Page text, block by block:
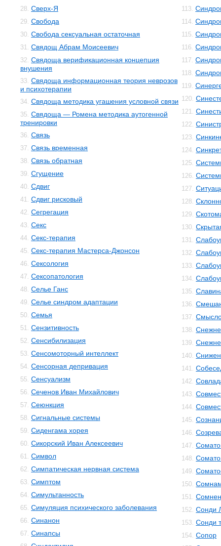
28. Сверх-Я
29. Свобода
30. Свобода сексуальная остаточная
31. Свядощ Абрам Моисеевич
32. Свядоща верификационная концепция
внушения
33. Свядоща информационная теория неврозов
и психотерапии
34. Свядоща методика угашения условной связи
35. Свядоща — Ромена методика аутогенной
тренировки
36. Связь
37. Связь временная
38. Связь обратная
39. Сгущение
40. Сдвиг
41. Сдвиг рисковый
42. Сегрегация
43. Секс
44. Секс-терапия
45. Секс-терапия Мастерса-Джонсон
46. Сексология
47. Сексопатология
48. Селье Ганс
49. Селье синдром адаптации
50. Семья
51. Сензитивность
52. Сенсибилизация
53. Сенсомоторный интеллект
54. Сенсорная депривация
55. Сенсуализм
56. Сеченов Иван Михайлович
57. Сеюнкция
58. Сигнальные системы
59. Сиденгама хорея
60. Сикорский Иван Алексеевич
61. Символ
62. Симпатическая нервная система
63. Симптом
64. Симультанность
65. Симуляция психического заболевания
66. Синанон
67. Синапсы
113.
114.
115.
116.
117.
118.
119.
120.
121.
122.
123.
124.
125.
126.
127.
128.
129.
130.
131.
132.
133.
134.
135.
136.
137.
138.
139.
140.
141.
142.
143.
144.
145.
146.
147.
148.
149.
150.
151.
152. Сонди
153. Сонди
154. Сопор